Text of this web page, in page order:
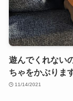
遊んでくれない
ちゃをかぶりま
11/14/2021